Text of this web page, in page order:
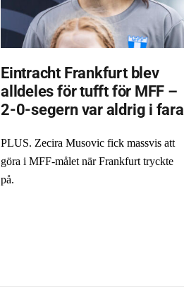
Eintracht Frankfurt blev
alldeles för tufft för MFF –
2-0-segern var aldrig i fara
PLUS. Zecira Musovic fick massvis att
göra i MFF-målet när Frankfurt tryckte
på.